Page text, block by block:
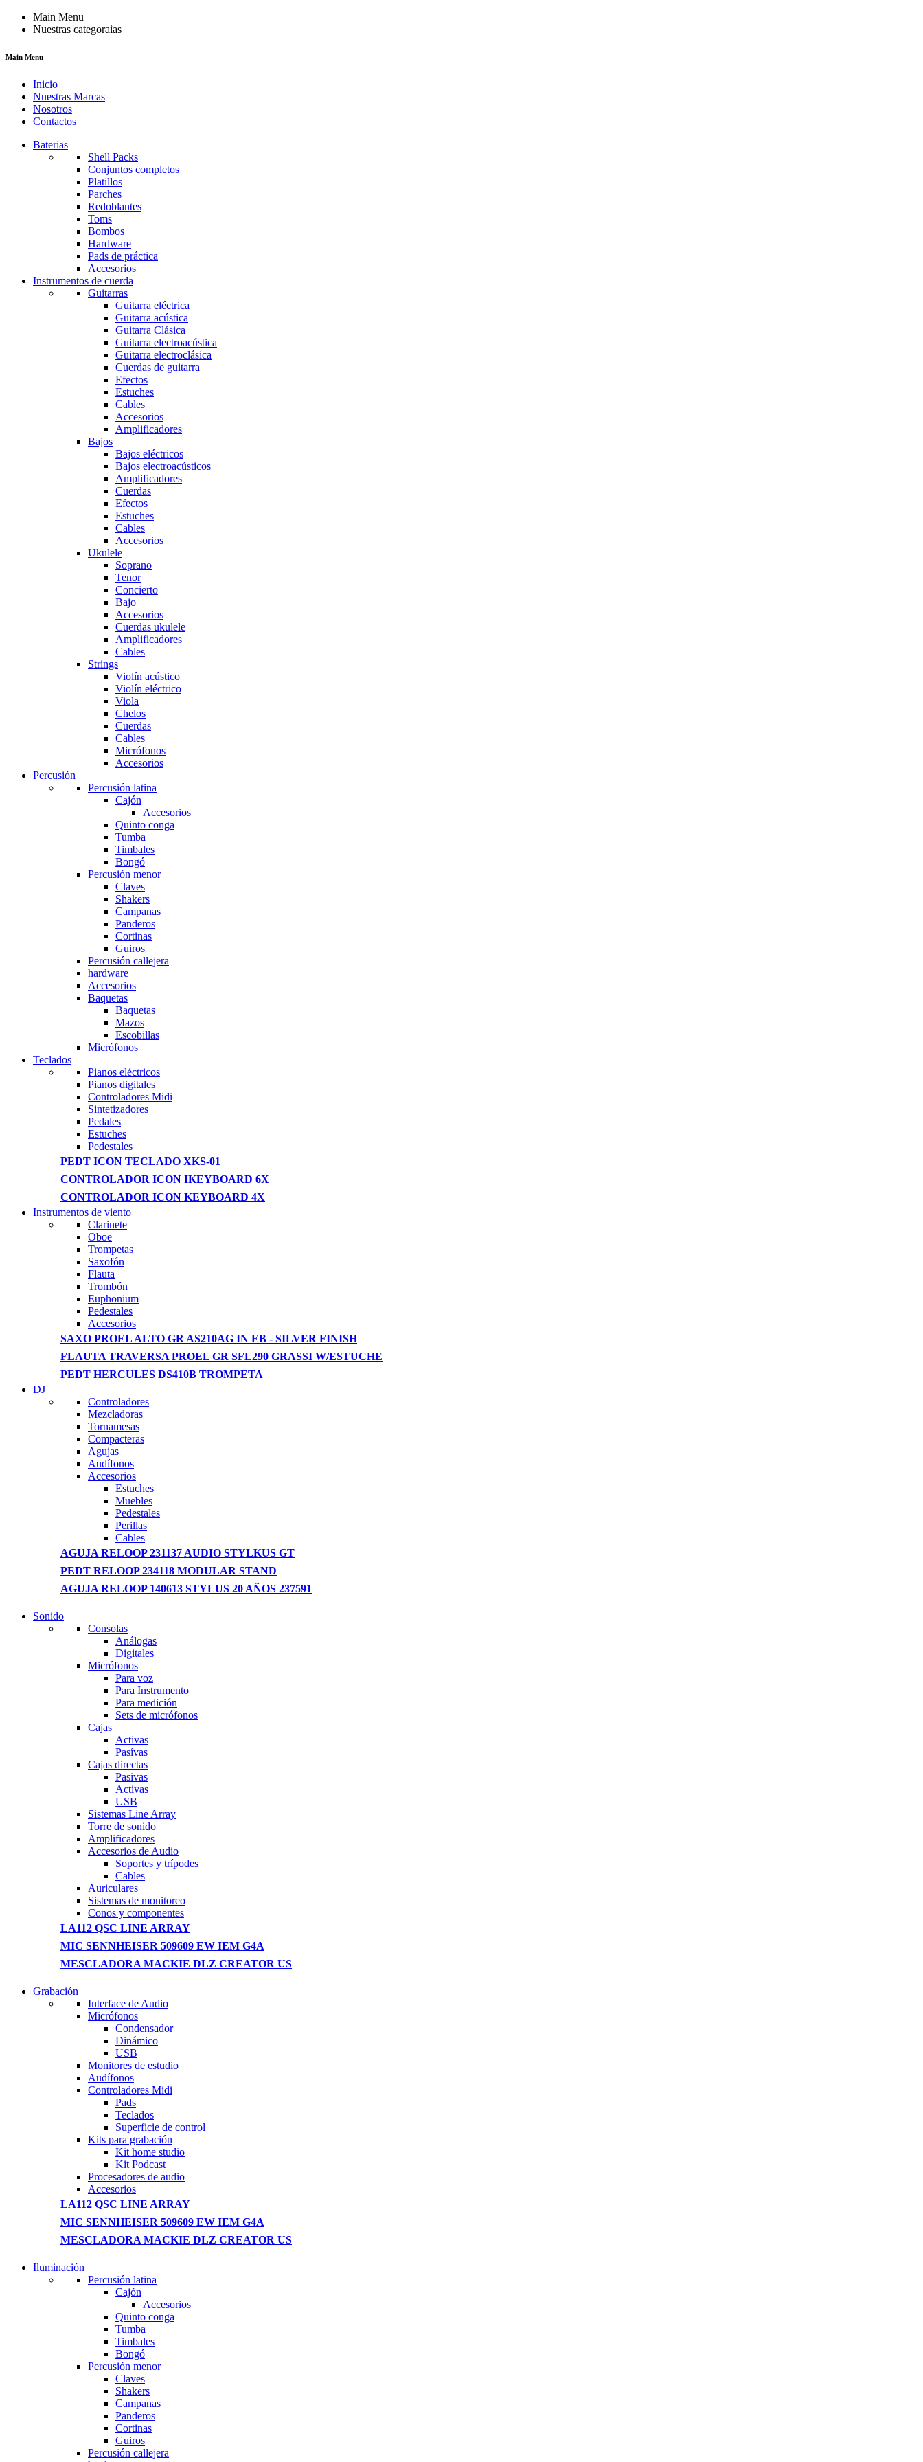
Main Menu
Nuestras categoraìas
Main Menu
Inicio
Nuestras Marcas
Nosotros
Contactos
Baterias
Shell Packs
Conjuntos completos
Platillos
Parches
Redoblantes
Toms
Bombos
Hardware
Pads de práctica
Accesorios
Instrumentos de cuerda
Guitarras
Guitarra eléctrica
Guitarra acústica
Guitarra Clásica
Guitarra electroacústica
Guitarra electroclásica
Cuerdas de guitarra
Efectos
Estuches
Cables
Accesorios
Amplificadores
Bajos
Bajos eléctricos
Bajos electroacústicos
Amplificadores
Cuerdas
Efectos
Estuches
Cables
Accesorios
Ukulele
Soprano
Tenor
Concierto
Bajo
Accesorios
Cuerdas ukulele
Amplificadores
Cables
Strings
Violín acústico
Violín eléctrico
Viola
Chelos
Cuerdas
Cables
Micrófonos
Accesorios
Percusión
Percusión latina
Cajón
Accesorios
Quinto conga
Tumba
Timbales
Bongó
Percusión menor
Claves
Shakers
Campanas
Panderos
Cortinas
Guiros
Percusión callejera
hardware
Accesorios
Baquetas
Baquetas
Mazos
Escobillas
Micrófonos
Teclados
Pianos eléctricos
Pianos digitales
Controladores Midi
Sintetizadores
Pedales
Estuches
Pedestales
PEDT ICON TECLADO XKS-01
CONTROLADOR ICON IKEYBOARD 6X
CONTROLADOR ICON KEYBOARD 4X
View more
Instrumentos de viento
Clarinete
Oboe
Trompetas
Saxofón
Flauta
Trombón
Euphonium
Pedestales
Accesorios
SAXO PROEL ALTO GR AS210AG IN EB - SILVER FINISH
FLAUTA TRAVERSA PROEL GR SFL290 GRASSI W/ESTUCHE
PEDT HERCULES DS410B TROMPETA
DJ
Controladores
Mezcladoras
Tornamesas
Compacteras
Agujas
Audífonos
Accesorios
Estuches
Muebles
Pedestales
Perillas
Cables
AGUJA RELOOP 231137 AUDIO STYLKUS GT
PEDT RELOOP 234118 MODULAR STAND
AGUJA RELOOP 140613 STYLUS 20 AÑOS 237591
TP 450X I7 THINKPAD
Shop Now
Sonido
Consolas
Análogas
Digitales
Micrófonos
Para voz
Para Instrumento
Para medición
Sets de micrófonos
Cajas
Activas
Pasívas
Cajas directas
Pasivas
Activas
USB
Sistemas Line Array
Torre de sonido
Amplificadores
Accesorios de Audio
Soportes y trípodes
Cables
Auriculares
Sistemas de monitoreo
Conos y componentes
LA112 QSC LINE ARRAY
MIC SENNHEISER 509609 EW IEM G4A
MESCLADORA MACKIE DLZ CREATOR US
GAMER CONTROLLER
Shop Now
Grabación
Interface de Audio
Micrófonos
Condensador
Dinámico
USB
Monitores de estudio
Audífonos
Controladores Midi
Pads
Teclados
Superficie de control
Kits para grabación
Kit home studio
Kit Podcast
Procesadores de audio
Accesorios
LA112 QSC LINE ARRAY
MIC SENNHEISER 509609 EW IEM G4A
MESCLADORA MACKIE DLZ CREATOR US
T50F 9KG/1200 SPIN
Shop Now
Iluminación
Percusión latina
Cajón
Accesorios
Quinto conga
Tumba
Timbales
Bongó
Percusión menor
Claves
Shakers
Campanas
Panderos
Cortinas
Guiros
Percusión callejera